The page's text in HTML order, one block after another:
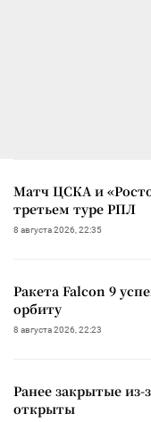
Матч ЦСКА и
третьем туре РПЛ
8 августа 2026, 22:35
Ракета Falcon 9
орбиту
8 августа 2026, 22:23
Ранее закрытые
открыты